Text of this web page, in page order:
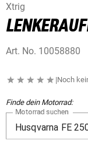
Xtrig
Art. No. 10058880
|Noch
Finde dein Motorrad:
Motorrad suchen